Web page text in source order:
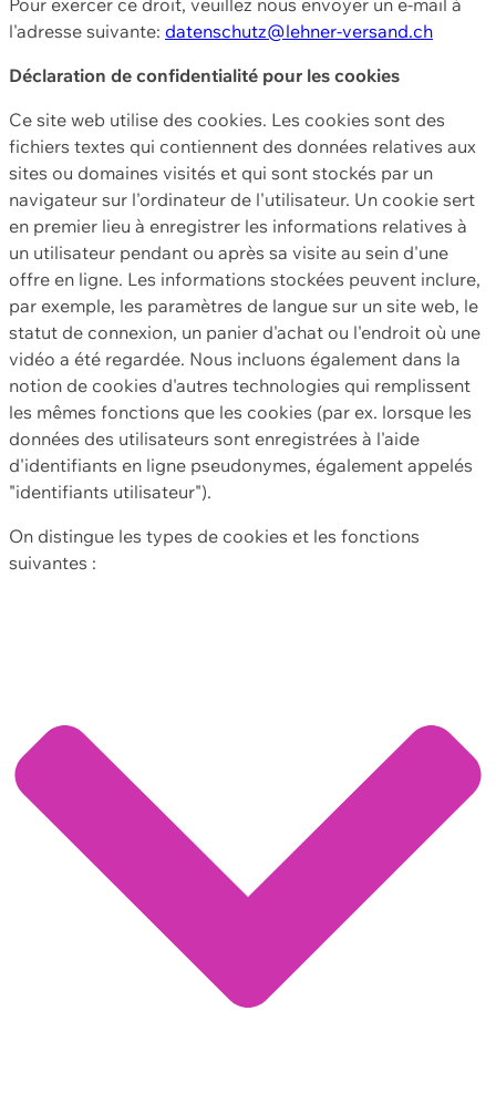
l'adresse suivante: datenschutz@lehner-versand.ch
Déclaration de confidentialité pour les cookies
Ce site web utilise des cookies. Les cookies sont des
fichiers textes qui contiennent des données relatives aux
sites ou domaines visités et qui sont stockés par un
navigateur sur l'ordinateur de l'utilisateur. Un cookie sert
en premier lieu à enregistrer les informations relatives à
un utilisateur pendant ou après sa visite au sein d'une
offre en ligne. Les informations stockées peuvent inclure,
par exemple, les paramètres de langue sur un site web, le
statut de connexion, un panier d'achat ou l'endroit où une
vidéo a été regardée. Nous incluons également dans la
notion de cookies d'autres technologies qui remplissent
les mêmes fonctions que les cookies (par ex. lorsque les
données des utilisateurs sont enregistrées à l'aide
d'identifiants en ligne pseudonymes, également appelés
"identifiants utilisateur").
On distingue les types de cookies et les fonctions
suivantes :